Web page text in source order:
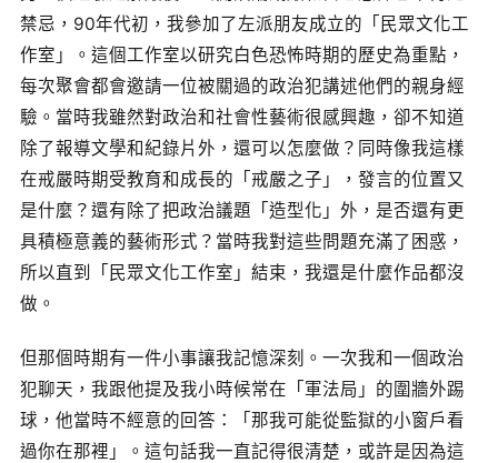
禁忌，90年代初，我參加了左派朋友成立的「民眾文化工
作室」。這個工作室以研究白色恐怖時期的歷史為重點，
每次聚會都會邀請一位被關過的政治犯講述他們的親身經
驗。當時我雖然對政治和社會性藝術很感興趣，卻不知道
除了報導文學和紀錄片外，還可以怎麼做？同時像我這樣
在戒嚴時期受教育和成長的「戒嚴之子」，發言的位置又
是什麼？還有除了把政治議題「造型化」外，是否還有更
具積極意義的藝術形式？當時我對這些問題充滿了困惑，
所以直到「民眾文化工作室」結束，我還是什麼作品都沒
做。
但那個時期有一件小事讓我記憶深刻。一次我和一個政治
犯聊天，我跟他提及我小時候常在「軍法局」的圍牆外踢
球，他當時不經意的回答：「那我可能從監獄的小窗戶看
過你在那裡」。這句話我一直記得很清楚，或許是因為這